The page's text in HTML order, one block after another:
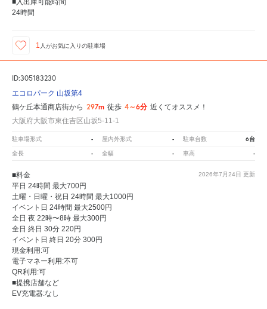
■入出庫可能時間
24時間
1 人がお気に入りの駐車場
ID:305183230
エコロパーク 山坂第4
鶴ケ丘本通商店街から 297m 徒歩 4～6分 近くてオススメ！
大阪府大阪市東住吉区山坂5-11-1
駐車場形式 - 屋内外形式 - 駐車台数 6台
全長 - 全幅 - 車高 -
2026年7月24日 更新
■料金
平日 24時間 最大700円
土曜・日曜・祝日 24時間 最大1000円
イベント日 24時間 最大2500円
全日 夜 22時〜8時 最大300円
全日 終日 30分 220円
イベント日 終日 20分 300円
現金利用:可
電子マネー利用:不可
QR利用:可
■提携店舗など
EV充電器:なし